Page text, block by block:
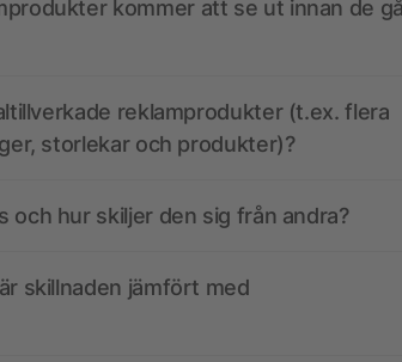
kommer att se ut innan de
reklamprodukter (t.ex. flera
storlekar och produkter)?
och hur skiljer den sig från andra?
skillnaden jämfört med